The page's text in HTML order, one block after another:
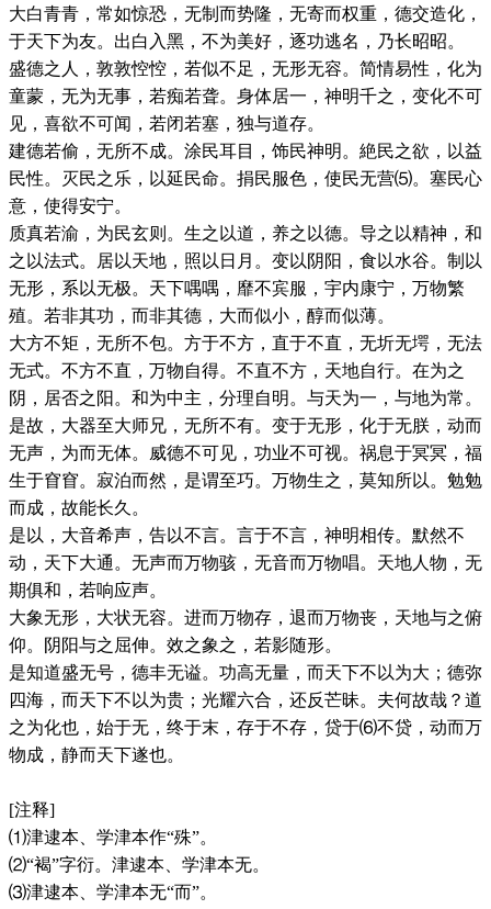
大白青青，常如惊恐，无制而势隆，无寄而权重，德交造化，
于天下为友。出白入黑，不为美好，逐功逃名，乃长昭昭。
盛德之人，敦敦悾悾，若似不足，无形无容。简情易性，化为
童蒙，无为无事，若痴若聋。身体居一，神明千之，变化不可
见，喜欲不可闻，若闭若塞，独与道存。
建德若偷，无所不成。涂民耳目，饰民神明。絶民之欲，以益
民性。灭民之乐，以延民命。捐民服色，使民无营⑸。塞民心
意，使得安宁。
质真若渝，为民玄则。生之以道，养之以德。导之以精神，和
之以法式。居以天地，照以日月。变以阴阳，食以水谷。制以
无形，系以无极。天下喁喁，靡不宾服，宇内康宁，万物繁
殖。若非其功，而非其德，大而似小，醇而似薄。
大方不矩，无所不包。方于不方，直于不直，无圻无堮，无法
无式。不方不直，万物自得。不直不方，天地自行。在为之
阴，居否之阳。和为中主，分理自明。与天为一，与地为常。
是故，大器至大师兄，无所不有。变于无形，化于无朕，动而
无声，为而无体。威德不可见，功业不可视。祸息于冥冥，福
生于窅窅。寂泊而然，是谓至巧。万物生之，莫知所以。勉勉
而成，故能长久。
是以，大音希声，告以不言。言于不言，神明相传。默然不
动，天下大通。无声而万物骇，无音而万物唱。天地人物，无
期俱和，若响应声。
大象无形，大状无容。进而万物存，退而万物丧，天地与之俯
仰。阴阳与之屈伸。效之象之，若影随形。
是知道盛无号，德丰无谥。功高无量，而天下不以为大；德弥
四海，而天下不以为贵；光耀六合，还反芒昧。夫何故哉？道
之为化也，始于无，终于末，存于不存，贷于⑹不贷，动而万
物成，静而天下遂也。
[注释]
⑴津逮本、学津本作“殊”。
⑵“褐”字衍。津逮本、学津本无。
⑶津逮本、学津本无“而”。